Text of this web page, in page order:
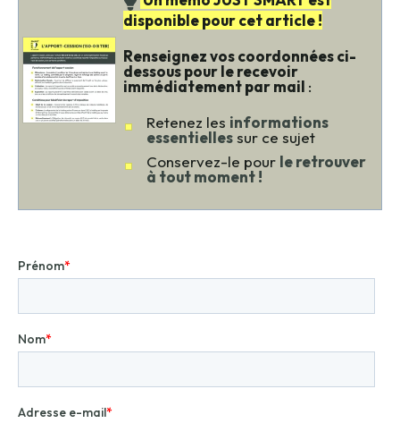
disponible pour cet article !
Renseignez vos coordonnées ci-
dessous pour le recevoir
immédiatement par mail :
Retenez les informations
essentiellessur ce sujet
Conservez-le pour le retrouver
à tout moment !